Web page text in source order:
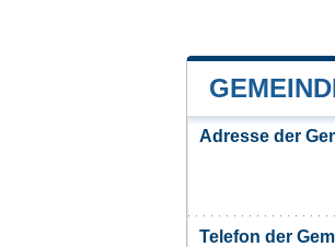
Adresse der
Telefon der